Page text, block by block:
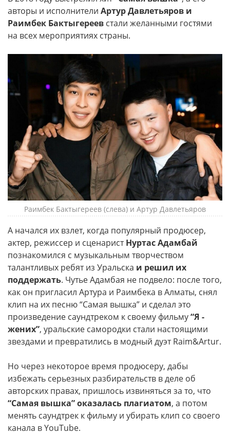
авторы и исполнители Артур Давлетьяров и
Раимбек Бактыгереев стали желанными гостями
на всех мероприятиях страны.
Раимбек Бактыгереев (слева) и Артур Давлетьяров
А начался их взлет, когда популярный продюсер,
актер, режиссер и сценаристНуртас Адамбай
познакомился с музыкальным творчеством
талантливых ребят из Уральска и решил их
поддержать. Чутье Адамбая не подвело: после того,
как он пригласил Артура и Раимбека в Алматы, снял
клип на их песню “Самая вышка” и сделал это
произведение саунд­треком к своему фильму“Я -
жених”, уральские самородки стали настоящими
звездами и превратились в модный дуэт Raim&Artur.
Но через некоторое время продюсеру, дабы
избежать серьезных разбирательств в деле об
авторских правах, пришлось извиняться за то, что
“Самая вышка”оказалась плагиатом, а потом
менять саунд­трек к фильму и убирать клип со своего
канала в YouTube.